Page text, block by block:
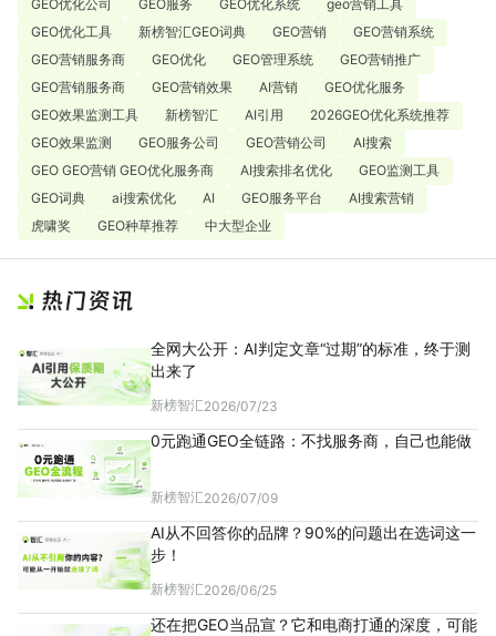
GEO优化公司
GEO服务 GEO优化系统
geo营销工具
GEO优化工具
新榜智汇GEO词典 GEO营销
GEO营销系统
GEO营销服务商
GEO优化 GEO管理系统
GEO营销推广
GEO营销服务商
GEO营销效果 AI营销
GEO优化服务
GEO效果监测工具
新榜智汇 AI引用
2026GEO优化系统推荐
GEO效果监测
GEO服务公司 GEO营销公司
AI搜索
GEO GEO营销 GEO优化服务商
AI搜索排名优化
GEO监测工具
GEO词典
ai搜索优化 AI GEO服务平台
AI搜索营销
虎啸奖
GEO种草推荐 中大型企业
全网大公开：AI判定文章“过期”的标准，终于测
出来了
新榜智汇2026/07/23
0元跑通GEO全链路：不找服务商，自己也能做
新榜智汇2026/07/09
AI从不回答你的品牌？90%的问题出在选词这一
步！
新榜智汇2026/06/25
还在把GEO当品宣？它和电商打通的深度，可能